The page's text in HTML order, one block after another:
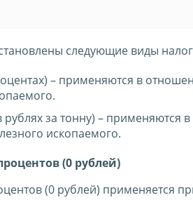
следующие виды
– применяются в
рублях за тонну) –
ископаемого.
(0 рублей)
(0 рублей) применяется